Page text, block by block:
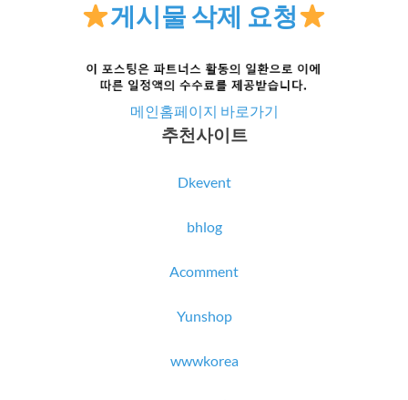
게시물 삭제 요청
메인홈페이지 바로가기
추천사이트
Dkevent
bhlog
Acomment
Yunshop
wwwkorea